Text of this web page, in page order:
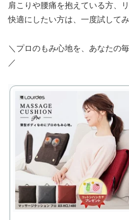
肩こりや腰痛を抱えている方、
快適にしたい方は、一度試して
＼プロのもみ心地を、あなたの
／